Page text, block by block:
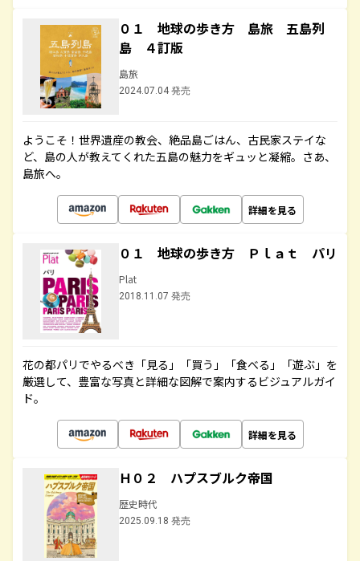
０１ 地球の歩き方 島旅 五島列
島 ４訂版
島旅
2024.07.04 発売
ようこそ！世界遺産の教会、絶品島ごはん、古民家ステイな
ど、島の人が教えてくれた五島の魅力をギュッと凝縮。さあ、
島旅へ。
詳細を見る
０１ 地球の歩き方 Ｐｌａｔ パリ
Plat
2018.11.07 発売
花の都パリでやるべき「見る」「買う」「食べる」「遊ぶ」を
厳選して、豊富な写真と詳細な図解で案内するビジュアルガイ
ド。
詳細を見る
Ｈ０２ ハプスブルク帝国
歴史時代
2025.09.18 発売